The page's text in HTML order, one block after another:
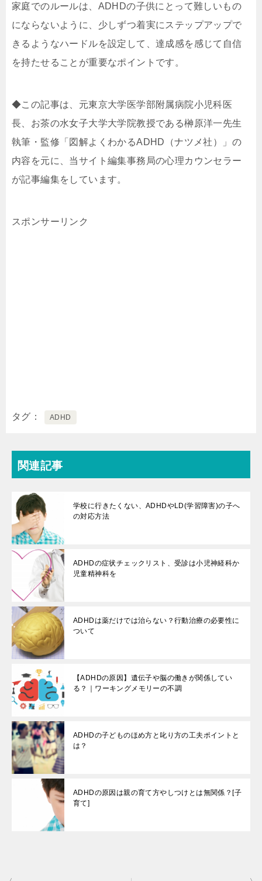
家庭でのルールは、ADHDの子供にとって難しいもの
にならないように、少しずつ着実にステップアップで
きるようなハードルを設定して、達成感を感じて自信
を持たせることが重要なポイントです。
◆この記事は、元東京大学医学部附属病院小児科医
長、お茶の水女子大学大学院教授である榊原洋一先生
執筆・監修「図解よくわかるADHD（ナツメ社）」の
内容を元に、当サイト編集事務局の心理カウンセラー
が記事編集をしています。
スポンサーリンク
タグ ADHD
関連記事
学校に行きたくない、ADHDやLD(学習障害)の子へ
の対応方法
ADHDの症状チェックリスト、受診は小児神経科か
児童精神科を
ADHDは薬だけでは治らない？行動治療の必要性に
ついて
【ADHDの原因】遺伝子や脳の働きが関係してい
る？｜ワーキングメモリーの不調
ADHDの子どものほめ方と叱り方の工夫ポイントと
は？
ADHDの原因は親の育て方やしつけとは無関係？[子
育て]